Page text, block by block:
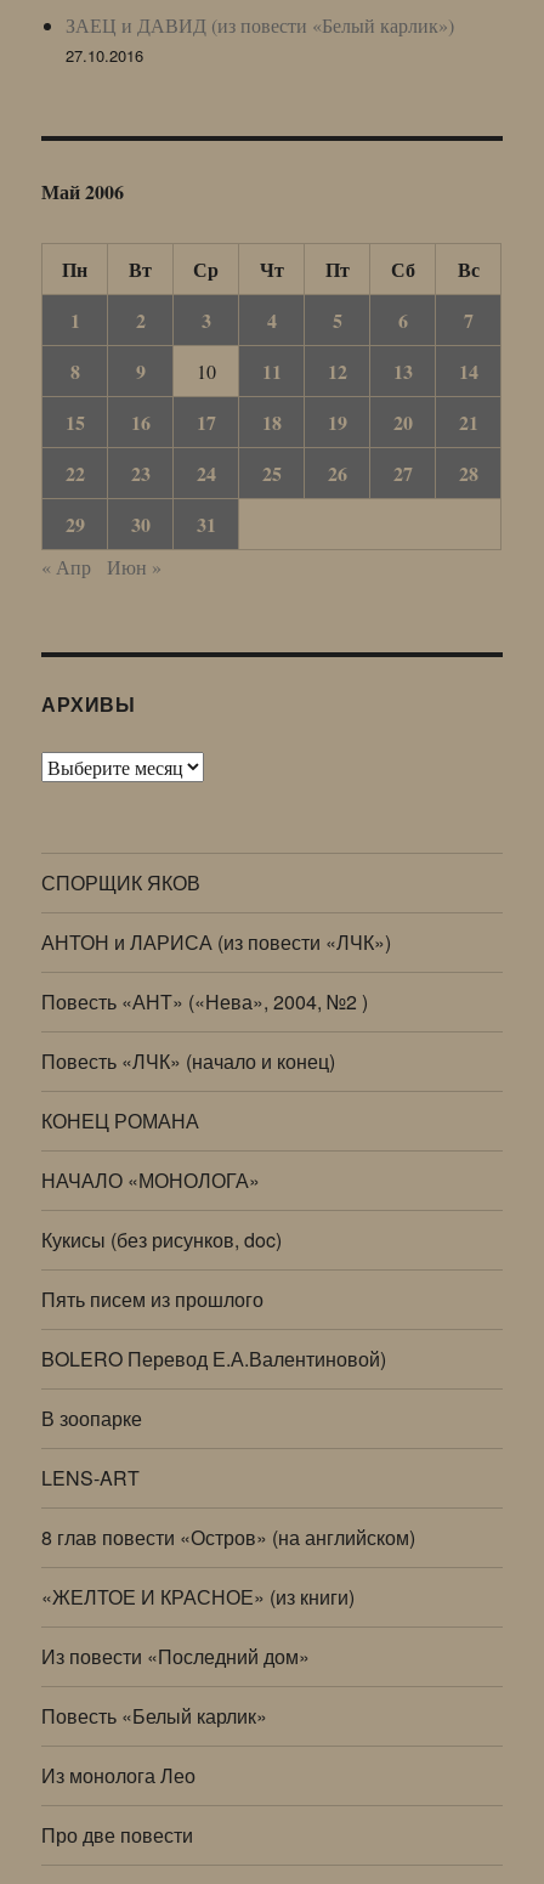
ЗАЕЦ и ДАВИД (из повести «Белый карлик»)
27.10.2016
Май 2006
Пн Вт Ср Чт Пт Сб
Вс
1
2 3 4 5 6
7
8
9 10 11 12 13
14
15
16 17 18 19 20
21
22
23 24 25 26 27
28
29
30 31
« Апр Июн »
АРХИВЫ
Архивы
СПОРЩИК ЯКОВ
АНТОН и ЛАРИСА (из повести «ЛЧК»)
Повесть «АНТ» («Нева», 2004, №2 )
Повесть «ЛЧК» (начало и конец)
КОНЕЦ РОМАНА
НАЧАЛО «МОНОЛОГА»
Кукисы (без рисунков, doc)
Пять писем из прошлого
BOLERO Перевод Е.А.Валентиновой)
В зоопарке
LENS-ART
8 глав повести «Остров» (на английском)
«ЖЕЛТОЕ И КРАСНОЕ» (из книги)
Из повести «Последний дом»
Повесть «Белый карлик»
Из монолога Лео
Про две повести